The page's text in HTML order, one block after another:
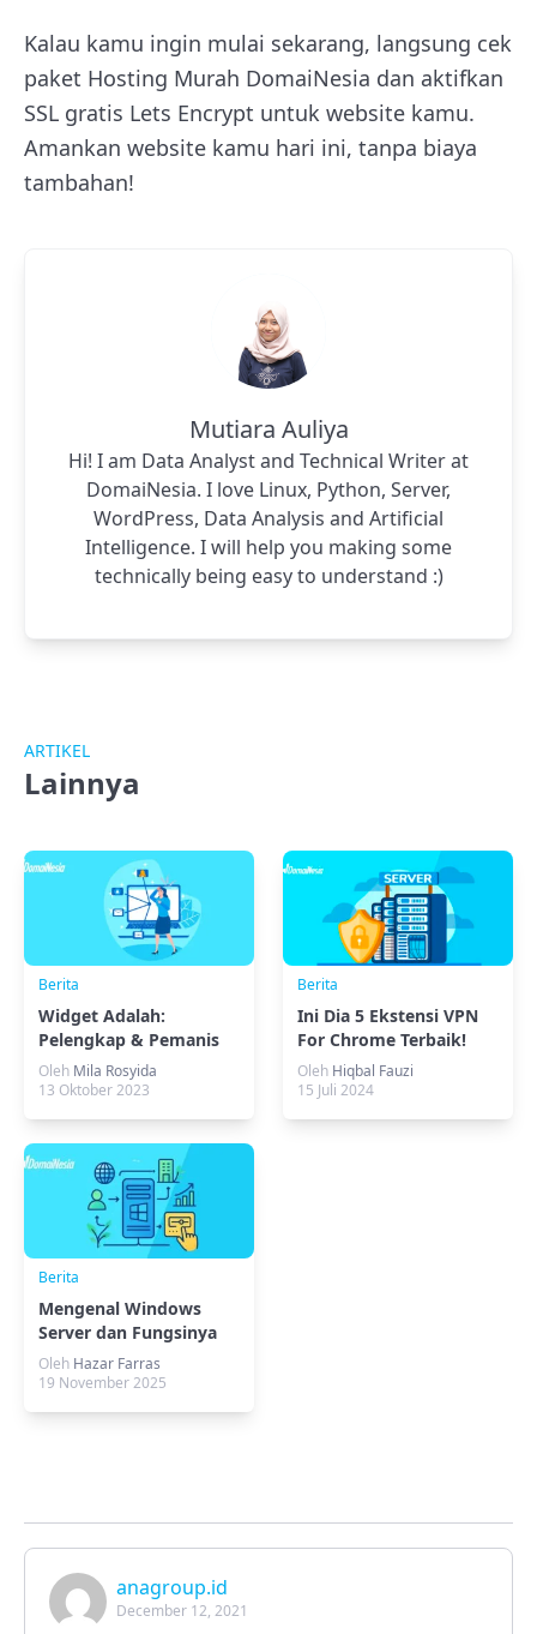
Kalau kamu ingin mulai sekarang, langsung cek
paket Hosting Murah DomaiNesia dan aktifkan
SSL gratis Lets Encrypt untuk website kamu.
Amankan website kamu hari ini, tanpa biaya
tambahan!
Mutiara Auliya
Hi! I am Data Analyst and Technical Writer at
DomaiNesia. I love Linux, Python, Server,
WordPress, Data Analysis and Artificial
Intelligence. I will help you making some
technically being easy to understand :)
ARTIKEL
Lainnya
Berita
Widget Adalah:
Pelengkap & Pemanis
Website WordPressmu!
Oleh Mila Rosyida
13 Oktober 2023
Berita
Ini Dia 5 Ekstensi VPN
For Chrome Terbaik!
Oleh Hiqbal Fauzi
15 Juli 2024
Berita
Mengenal Windows
Server dan Fungsinya
untuk Bisnis
Oleh Hazar Farras
19 November 2025
anagroup.id
December 12, 2021